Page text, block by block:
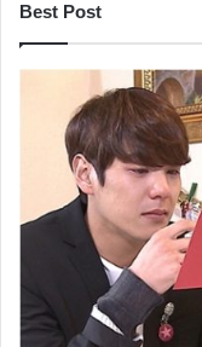
Best Post